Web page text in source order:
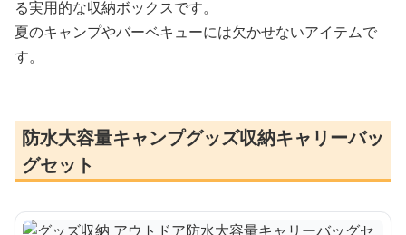
る実用的な収納ボックスです。
夏のキャンプやバーベキューには欠かせないアイテムで
す。
防水大容量キャンプグッズ収納キャリーバッ
グセット